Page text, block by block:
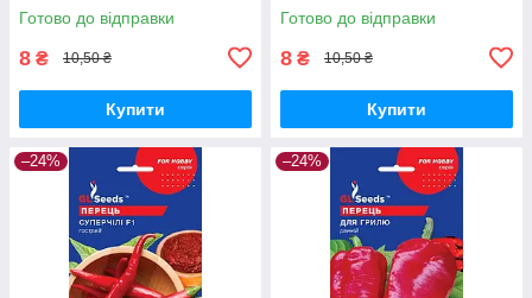
Готово до відправки
8 ₴ 10,50 ₴
Купити
Готово до відправки
8 ₴ 10,50 ₴
Купити
–24% –24%